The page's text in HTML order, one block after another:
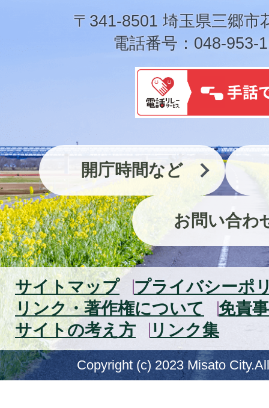
市
〒341-8501 埼玉県三郷市
電話番号：048-953-
開庁時間など
お問い合わ
サイトマップ
プライバシーポ
リンク・著作権について
免責
サイトの考え方
リンク集
Copyright (c) 2023 Misato